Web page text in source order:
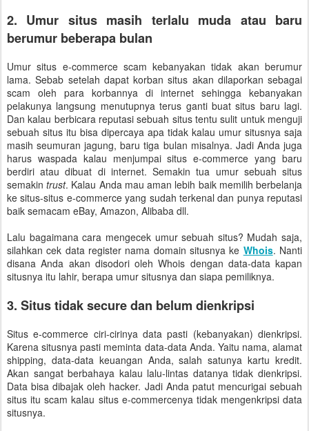
2. Umur situs masih terlalu muda atau baru
berumur beberapa bulan
Umur situs e-commerce scam kebanyakan tidak akan berumur
lama. Sebab setelah dapat korban situs akan dilaporkan sebagai
scam oleh para korbannya di internet sehingga kebanyakan
pelakunya langsung menutupnya terus ganti buat situs baru lagi.
Dan kalau berbicara reputasi sebuah situs tentu sulit untuk menguji
sebuah situs itu bisa dipercaya apa tidak kalau umur situsnya saja
masih seumuran jagung, baru tiga bulan misalnya. Jadi Anda juga
harus waspada kalau menjumpai situs e-commerce yang baru
berdiri atau dibuat di internet. Semakin tua umur sebuah situs
semakintrust. Kalau Anda mau aman lebih baik memilih berbelanja
ke situs-situs e-commerce yang sudah terkenal dan punya reputasi
baik semacam eBay, Amazon, Alibaba dll.
Lalu bagaimana cara mengecek umur sebuah situs? Mudah saja,
silahkan cek data register nama domain situsnya ke Whois. Nanti
disana Anda akan disodori oleh Whois dengan data-data kapan
situsnya itu lahir, berapa umur situsnya dan siapa pemiliknya.
3. Situs tidak secure dan belum dienkripsi
Situs e-commerce ciri-cirinya data pasti (kebanyakan) dienkripsi.
Karena situsnya pasti meminta data-data Anda. Yaitu nama, alamat
shipping, data-data keuangan Anda, salah satunya kartu kredit.
Akan sangat berbahaya kalau lalu-lintas datanya tidak dienkripsi.
Data bisa dibajak oleh hacker. Jadi Anda patut mencurigai sebuah
situs itu scam kalau situs e-commercenya tidak mengenkripsi data
situsnya.